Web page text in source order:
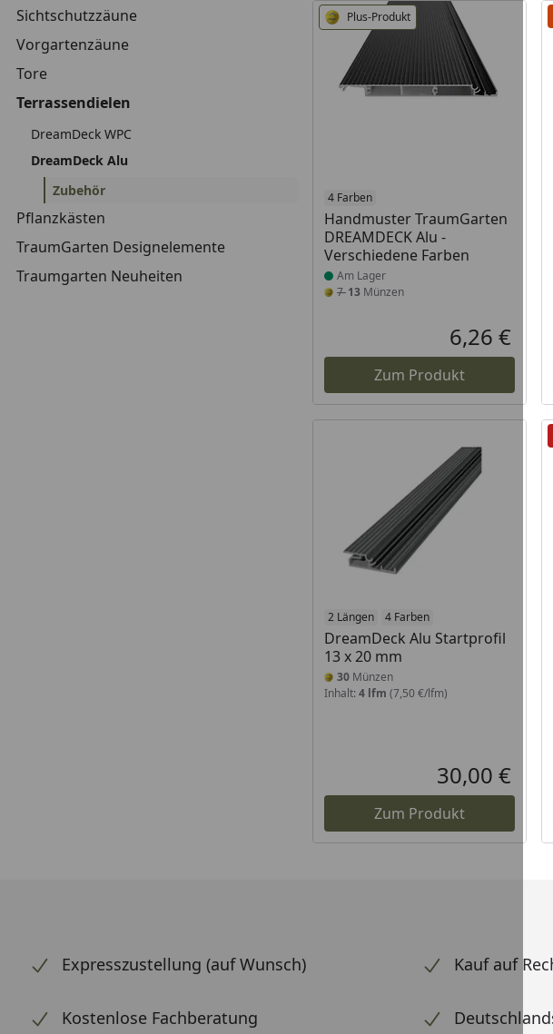
Sichtschutzzäune
Vorgartenzäune
Tore
Terrassendielen
DreamDeck WPC
DreamDeck Alu
Zubehör
Pflanzkästen
TraumGarten Designelemente
Traumgarten Neuheiten
Plus-Produkt
4 Farben
Handmuster TraumGarten
DREAMDECK Alu -
Verschiedene Farben
Produkt am Lager
Am Lager
713 Münzen
6,26 €
Zum Produkt
2 Längen 4 Farben
DreamDeck Alu Startprofil
13 x 20 mm
30 Münzen
Inhalt: 4 lfm (7,50 €/lfm)
30,00 €
Zum Produkt
Expresszustellung (auf Wunsch) Kauf auf
Kostenlose Fachberatung